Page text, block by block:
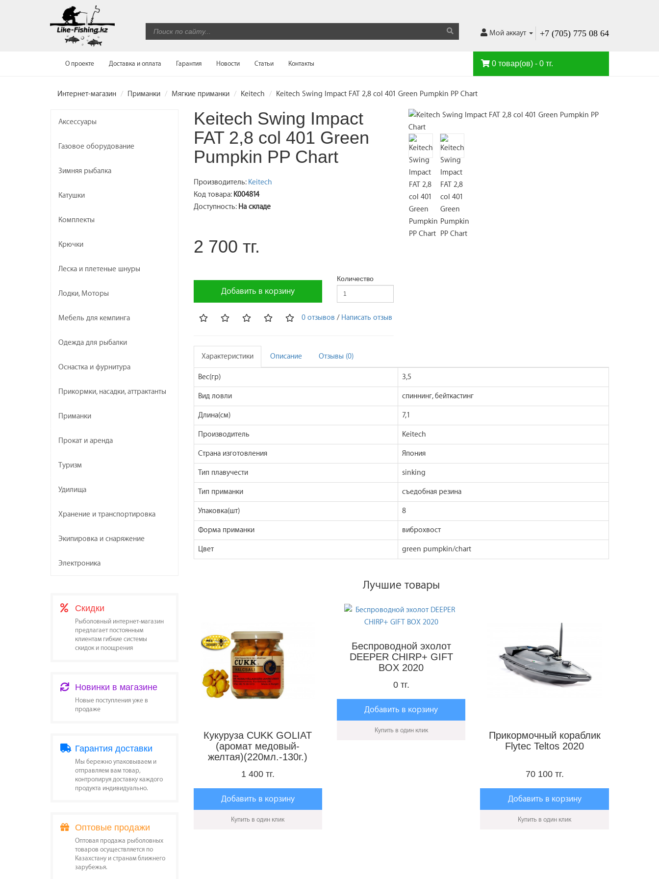
Мой аккаут +7 (705) 775 08 64
О проекте Доставка и оплата Гарантия Новости Статьи Контакты 0 товар(ов) - 0 тг.
Интернет-магазин Приманки Мягкие приманки Keitech Keitech Swing Impact FAT 2,8 col 401 Green Pumpkin PP Chart
Аксессуары
Газовое оборудование
Зимняя рыбалка
Катушки
Комплекты
Крючки
Леска и плетеные шнуры
Лодки, Моторы
Мебель для кемпинга
Одежда для рыбалки
Оснастка и фурнитура
Прикормки, насадки, аттрактанты
Приманки
Прокат и аренда
Туризм
Удилища
Хранение и транспортировка
Экипировка и снаряжение
Электроника
Скидки
Рыболовный интернет-магазин
предлагает постоянным
клиентам гибкие системы
скидок и поощрения
Новинки в магазине
Новые поступления уже в
продаже
Гарантия доставки
Мы бережно упаковываем и
отправляем вам товар,
контролируя доставку каждого
продукта индивидуально.
Оптовые продажи
Оптовая продажа рыболовных
товаров осуществляется по
Казахстану и странам ближнего
зарубежья.
Keitech Swing Impact
FAT 2,8 col 401 Green
Pumpkin PP Chart
Производитель: Keitech
Код товара: K004814
Доступность: На складе
2 700 тг.
Добавить в корзину
Количество
0 отзывов / Написать отзыв
Характеристики Описание Отзывы (0)
Вес(гр) 3,5
Вид ловли спиннинг, бейткастинг
Длина(см) 7,1
Производитель Keitech
Страна изготовления Япония
Тип плавучести sinking
Тип приманки съедобная резина
Упаковка(шт) 8
Форма приманки виброхвост
Цвет green pumpkin/chart
Лучшие товары
Кукуруза CUKK GOLIAT
(аромат медовый-
желтая)(220мл.-130г.)
1 400 тг.
Добавить в корзину
Купить в один клик
Беспроводной эхолот
DEEPER CHIRP+ GIFT
BOX 2020
0 тг.
Добавить в корзину
Купить в один клик
Прикормочный кораблик
Flytec Teltos 2020
70 100 тг.
Добавить в корзину
Купить в один клик